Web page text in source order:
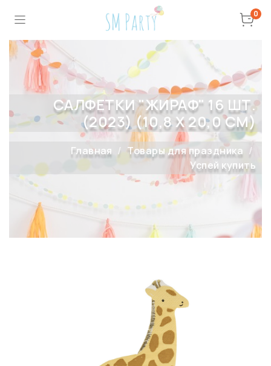
0
САЛФЕТКИ "ЖИРАФ" 16 ШТ.
(2023) (10,8 X 20,0 СМ)
Главная
Товары для праздника
Успей купить